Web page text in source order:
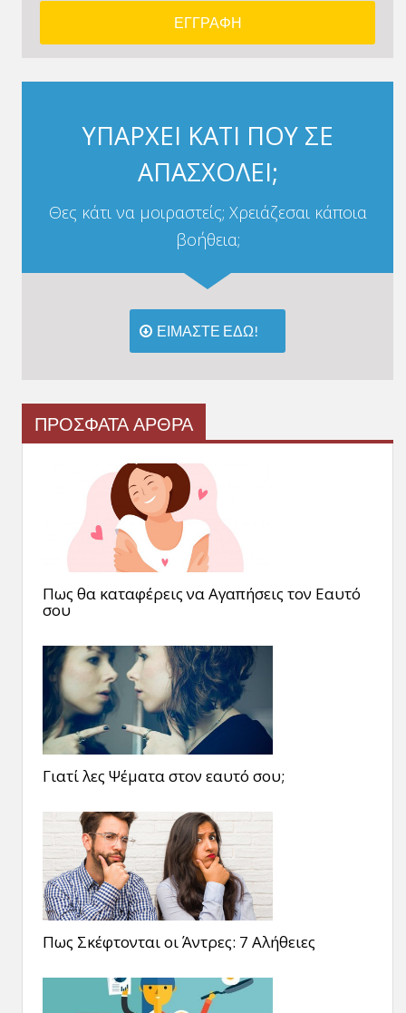
ΥΠΑΡΧΕΙ ΚΑΤΙ ΠΟΥ ΣΕ
ΑΠΑΣΧΟΛΕΙ;
Θες κάτι να μοιραστείς; Χρειάζεσαι κάποια
βοήθεια;
ΕΙΜΑΣΤΕ ΕΔΩ!
ΠΡΟΣΦΑΤΑ ΑΡΘΡΑ
Πως θα καταφέρεις να Αγαπήσεις τον Εαυτό
σου
Γιατί λες Ψέματα στον εαυτό σου;
Πως Σκέφτονται οι Άντρες: 7 Αλήθειες